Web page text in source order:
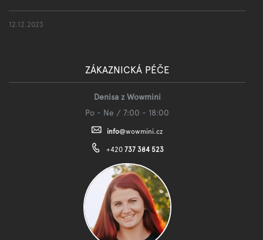
12.12.2023
ZÁKAZNICKÁ PÉČE
Denisa z Wowmini
Po - Ne / 7:00 - 18:00
info@wowmini.cz
+420 737 384 523